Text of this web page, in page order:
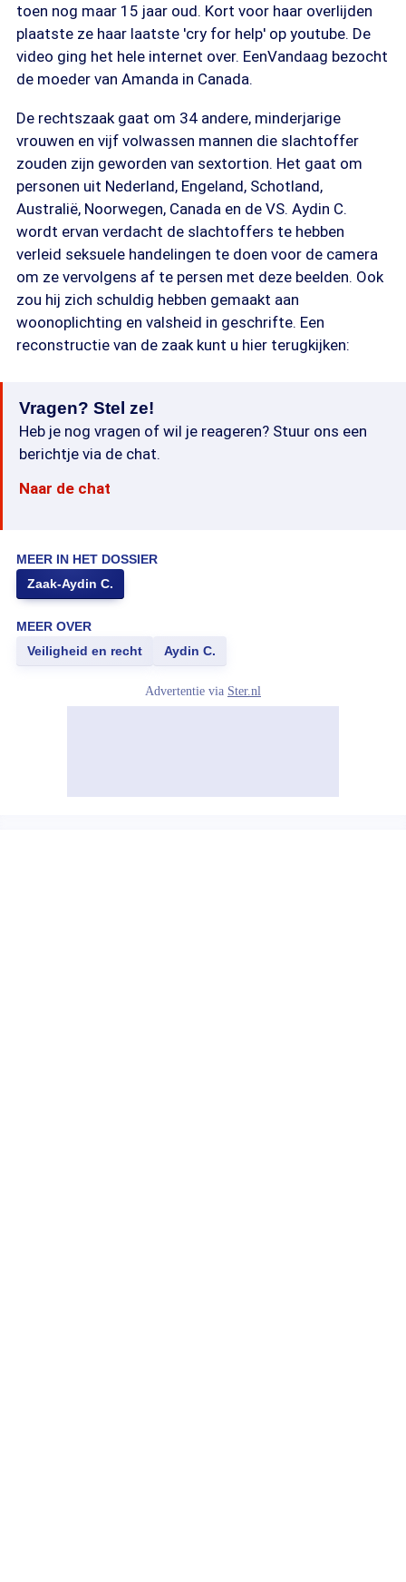
toen nog maar 15 jaar oud. Kort voor haar overlijden
plaatste ze haar laatste 'cry for help' op youtube. De
video ging het hele internet over. EenVandaag bezocht
de moeder van Amanda in Canada.
De rechtszaak gaat om 34 andere, minderjarige
vrouwen en vijf volwassen mannen die slachtoffer
zouden zijn geworden van sextortion. Het gaat om
personen uit Nederland, Engeland, Schotland,
Australië, Noorwegen, Canada en de VS. Aydin C.
wordt ervan verdacht de slachtoffers te hebben
verleid seksuele handelingen te doen voor de camera
om ze vervolgens af te persen met deze beelden. Ook
zou hij zich schuldig hebben gemaakt aan
woonoplichting en valsheid in geschrifte. Een
reconstructie van de zaak kunt u hier terugkijken:
Vragen? Stel ze!
Heb je nog vragen of wil je reageren? Stuur ons een
berichtje via de chat.
Naar de chat
MEER IN HET DOSSIER
Zaak-Aydin C.
MEER OVER
Veiligheid en recht
Aydin C.
Advertentie via Ster.nl